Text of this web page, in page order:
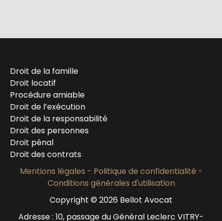
Droit de la famille
Droit locatif
Procédure amiable
Droit de l’exécution
Droit de la responsabilité
Droit des personnes
Droit pénal
Droit des contrats
Mentions légales - Politique de confidentialité -
Conditions générales d'utilisation
Copyright © 2026 Bellot Avocat
Adresse : 10, passage du Général Leclerc VITRY-